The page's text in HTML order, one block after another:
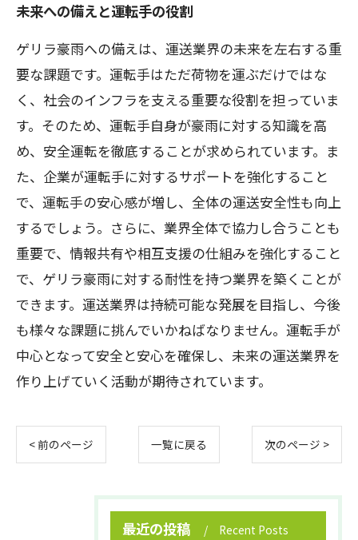
未来への備えと運転手の役割
ゲリラ豪雨への備えは、運送業界の未来を左右する重
要な課題です。運転手はただ荷物を運ぶだけではな
く、社会のインフラを支える重要な役割を担っていま
す。そのため、運転手自身が豪雨に対する知識を高
め、安全運転を徹底することが求められています。ま
た、企業が運転手に対するサポートを強化すること
で、運転手の安心感が増し、全体の運送安全性も向上
するでしょう。さらに、業界全体で協力し合うことも
重要で、情報共有や相互支援の仕組みを強化すること
で、ゲリラ豪雨に対する耐性を持つ業界を築くことが
できます。運送業界は持続可能な発展を目指し、今後
も様々な課題に挑んでいかねばなりません。運転手が
中心となって安全と安心を確保し、未来の運送業界を
作り上げていく活動が期待されています。
< 前のページ 一覧に戻る 次のページ >
最近の投稿 Recent Posts